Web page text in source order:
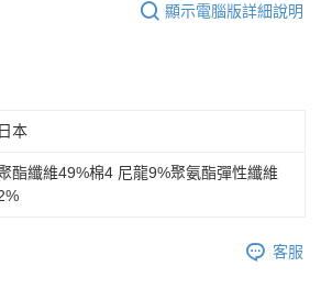
顯示電腦版詳細說明
日本
酯纖維49%棉4 尼龍9%聚氨酯彈性纖維
客服